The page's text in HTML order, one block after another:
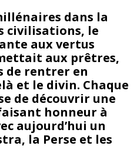
dans la
civilisations, le
aux vertus
aux prêtres,
de rentrer en
et le divin. Chaque
de découvrir une
honneur à
aujourd’hui un
la Perse et les